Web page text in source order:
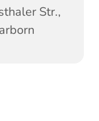
Str.,